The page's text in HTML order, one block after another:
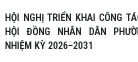
HỘI NGHỊ TRIỂN KHAI CÔNG TÁC BẦU CỬ ĐẠI BIỂU
HỘI ĐỒNG NHÂN DÂN
NHIỆM KỲ 2026–2031